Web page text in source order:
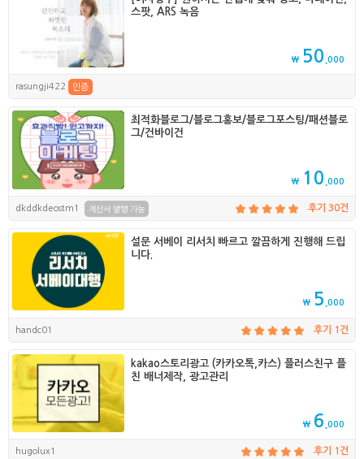
스팟, ARS 녹음
₩ 50 ,000
rasungji422 인증
최적화블로그/블로그홍보/블로그포스팅/패션블로
그/건바이건
₩ 10 ,000
dkddkdeostm1 계산서 발행 가능 후기 30건
설문 서베이 리서치 빠르고 깔끔하게 진행해 드립
니다.
₩ 5 ,000
handc01 후기 1건
kakao스토리광고 (카카오톡,카스) 플러스친구 플
친 배너제작, 광고관리
₩ 6 ,000
hugolux1 후기 1건